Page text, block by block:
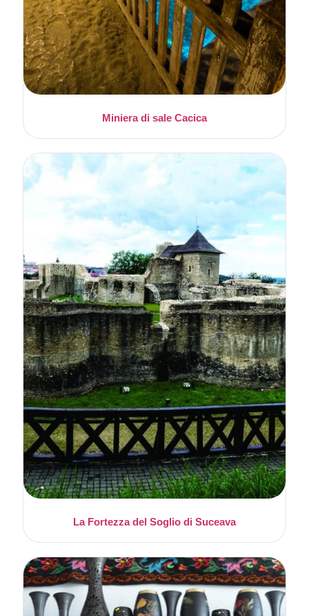
Miniera di sale Cacica
La Fortezza del Soglio di Suceava